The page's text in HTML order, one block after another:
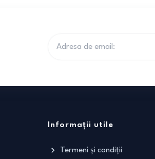
Informații utile
Termeni și condiții